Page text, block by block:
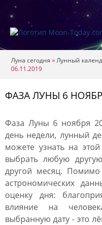
Луна сегодня »Лунный
06.11.2019
ФАЗА ЛУНЫ 6
Фаза Луны 6 ноября
день недели, лунный
можете узнать на
выбрать любую
другой месяц. Помимо
астрономических
оценку дня:
влияние на
выбранную дату - это